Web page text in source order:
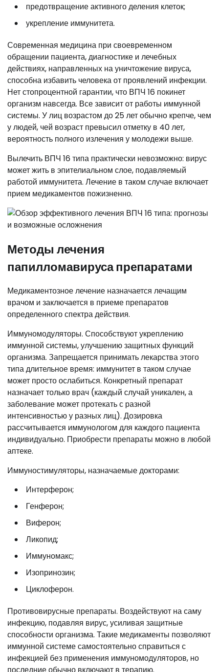
предотвращение активного деления клеток;
укрепление иммунитета.
Современная медицина при своевременном
обращении пациента, диагностике и лечебных
действиях, направленных на уничтожение вируса,
способна избавить человека от проявлений инфекции.
Нет стопроцентной гарантии, что ВПЧ 16 покинет
организм навсегда. Все зависит от работы иммунной
системы. У лиц возрастом до 25 лет обычно крепче, чем
у людей, чей возраст превысил отметку в 40 лет,
вероятность полного излечения у молодежи выше.
Вылечить ВПЧ 16 типа практически невозможно: вирус
может жить в эпителиальном слое, подавляемый
работой иммунитета. Лечение в таком случае включает
прием медикаментов пожизненно.
Методы лечения
папилломавируса препаратами
Медикаментозное лечение назначается лечащим
врачом и заключается в приеме препаратов
определенного спектра действия.
Иммуномодуляторы. Способствуют укреплению
иммунной системы, улучшению защитных функций
организма. Запрещается принимать лекарства этого
типа длительное время: иммунитет в таком случае
может просто ослабиться. Конкретный препарат
назначает только врач (каждый случай уникален, а
заболевание может протекать с разной
интенсивностью у разных лиц). Дозировка
рассчитывается иммунологом для каждого пациента
индивидуально. Приобрести препараты можно в любой
аптеке.
Иммуностимуляторы, назначаемые докторами:
Интерферон;
Генферон;
Виферон;
Ликопид;
Иммуномакс;
Изопринозин;
Циклоферон.
Противовирусные препараты. Воздействуют на саму
инфекцию, подавляя вирус, усиливая защитные
способности организма. Такие медикаменты позволяют
иммунной системе самостоятельно справиться с
инфекцией без применения иммуномодуляторов, но